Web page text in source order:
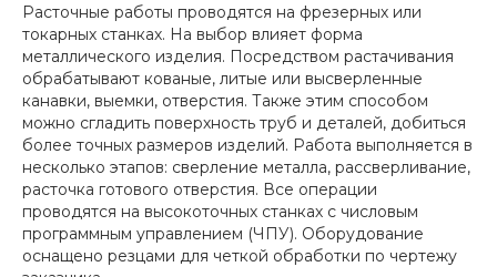
Расточные работы проводятся на фрезерных или
токарных станках. На выбор влияет форма
металлического изделия. Посредством растачивания
обрабатывают кованые, литые или высверленные
канавки, выемки, отверстия. Также этим способом
можно сгладить поверхность труб и деталей, добиться
более точных размеров изделий. Работа выполняется в
несколько этапов: сверление металла, рассверливание,
расточка готового отверстия. Все операции
проводятся на высокоточных станках с числовым
программным управлением (ЧПУ). Оборудование
оснащено резцами для четкой обработки по чертежу